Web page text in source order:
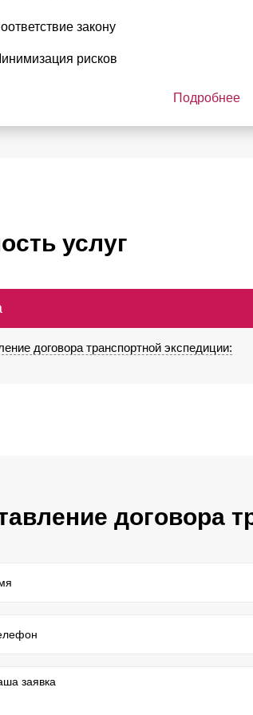
закону
рисков
Подробнее
услуг
договора транспортной экспедиции:
договора
заявка